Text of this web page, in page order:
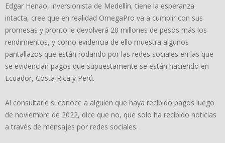
Edgar Henao, inversionista de Medellín, tiene la esperanza
intacta, cree que en realidad OmegaPro va a cumplir con sus
promesas y pronto le devolverá 20 millones de pesos más los
rendimientos, y como evidencia de ello muestra algunos
pantallazos que están rodando por las redes sociales en las que
se evidencian pagos que supuestamente se están haciendo en
Ecuador, Costa Rica y Perú.
Al consultarle si conoce a alguien que haya recibido pagos luego
de noviembre de 2022, dice que no, que solo ha recibido noticias
a través de mensajes por redes sociales.